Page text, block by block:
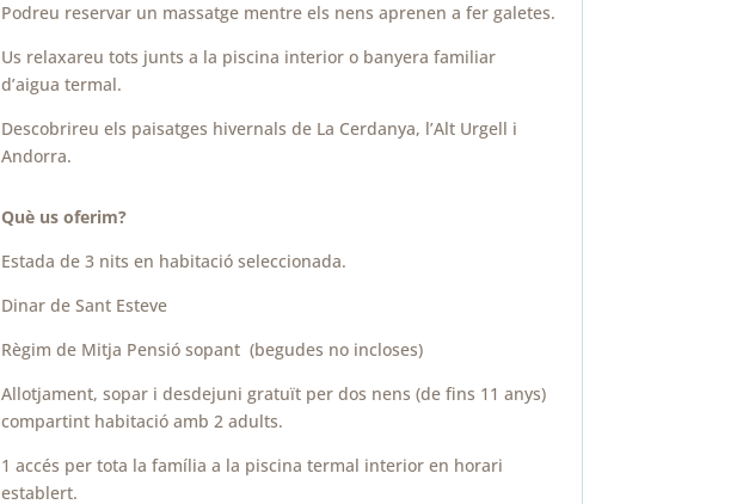
Podreu reservar un massatge mentre els nens aprenen a fer galetes.
Us relaxareu tots junts a la piscina interior o banyera familiar
d’aigua termal.
Descobrireu els paisatges hivernals de La Cerdanya, l’Alt Urgell i
Andorra.
Què us oferim?
Estada de 3 nits en habitació seleccionada.
Dinar de Sant Esteve
Règim de Mitja Pensió sopant (begudes no incloses)
Allotjament, sopar i desdejuni gratuït per dos nens (de fins 11 anys)
compartint habitació amb 2 adults.
1 accés per tota la família a la piscina termal interior en horari
establert.